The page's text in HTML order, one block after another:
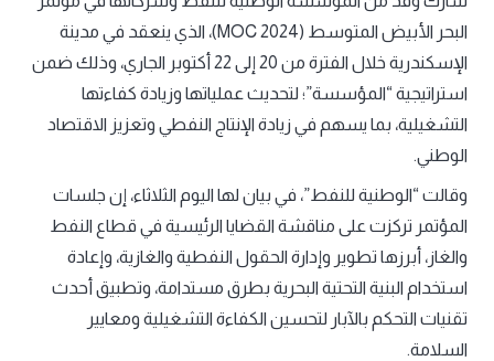
البحر الأبيض المتوسط (MOC 2024)، الذي ينعقد في مدينة
الإسكندرية خلال الفترة من 20 إلى 22 أكتوبر الجاري، وذلك ضمن
استراتيجية “المؤسسة”؛ لتحديث عملياتها وزيادة كفاءتها
التشغيلية، بما يسهم في زيادة الإنتاج النفطي وتعزيز الاقتصاد
الوطني.
وقالت “الوطنية للنفط”، في بيان لها اليوم الثلاثاء، إن جلسات
المؤتمر تركزت على مناقشة القضايا الرئيسية في قطاع النفط
والغاز، أبرزها تطوير وإدارة الحقول النفطية والغازية، وإعادة
استخدام البنية التحتية البحرية بطرق مستدامة، وتطبيق أحدث
تقنيات التحكم بالآبار لتحسين الكفاءة التشغيلية ومعايير
السلامة.